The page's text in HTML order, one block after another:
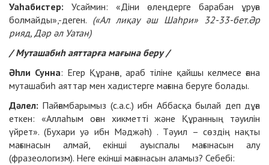
Уаһабистер: Усаймин: «Діни өлеңдерге барабан ұруға
болмайды»,-деген. («Ал лиқау әш Шаһри» 32-33-бет.Әр
рияд, Дәр әл Уатан)
/ Муташабиһ аяттарға мағына беру /
Әһли Сунна: Егер Құранға, араб тіліне қайшы келмесе ғана
муташабиһ аяттар мен хадистерге мағына беруге болады.
Дәлел: Пайғамбарымыз (с.а.с.) ибн Аббасқа былай деп дұға
еткен: «Аллаһым оған хикметті және Құранның тәуилін
үйрет». (Бухари уә ибн Мәджәһ) . Тәуил – сөздің нақты
мағынасын алмай, екінші ауыспалы мағынасын алу
(фразеологизм). Неге екінші мағынасын аламыз? Себебі: